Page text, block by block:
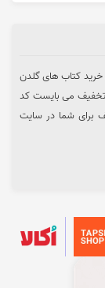
تخفیف ویژه برای خرید کتاب های گلدن
تخفیف می بایست کد
برای شما در سایت